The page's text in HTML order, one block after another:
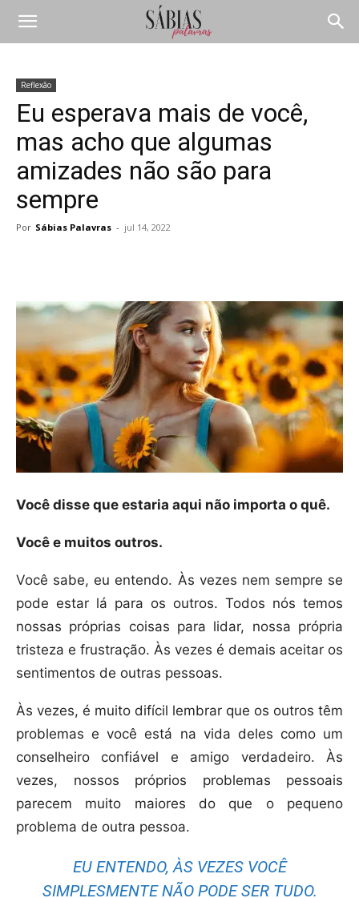
Reflexão
Eu esperava mais de você,
mas acho que algumas
amizades não são para
sempre
Por Sábias Palavras - jul 14, 2022
Você disse que estaria aqui não importa o quê.
Você e muitos outros.
Você sabe, eu entendo. Às vezes nem sempre se
pode estar lá para os outros. Todos nós temos
nossas próprias coisas para lidar, nossa própria
tristeza e frustração. Às vezes é demais aceitar os
sentimentos de outras pessoas.
Às vezes, é muito difícil lembrar que os outros têm
problemas e você está na vida deles como um
conselheiro confiável e amigo verdadeiro. Às
vezes, nossos próprios problemas pessoais
parecem muito maiores do que o pequeno
problema de outra pessoa.
EU ENTENDO, ÀS VEZES VOCÊ
SIMPLESMENTE NÃO PODE SER TUDO.